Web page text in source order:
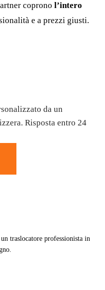
coprono l’intero
e a prezzi giusti.
da un
Risposta entro 24
traslocatore professionista in